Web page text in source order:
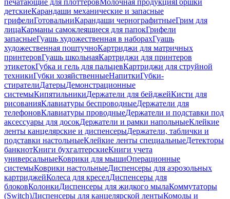
печатающие для плоттеровМолочная продукцияГоршки
детскиеКарандаши механические и запасные
грифелиГотовальниКарандаши чернографитныеГрим для
лицаКарманы самоклеящиеся для папокГрифели
запасныеГуашь художественная в наборахГуашь
художественная поштучноКартриджи для матричных
принтеровГуашь школьнаяКартриджи для принтеров
этикетокГубка и гель для пальцевКартриджи для струйной
техникиГубки хозяйственныеНапиткиГубки-
стирателиДатерыДемонстрационные
системыКипятильникиДержатели для бейджейКисти для
рисованияКлавиатуры беспроводныеДержатели для
телефоновКлавиатуры проводныеДержатели и подставки под
аксессуары для досокДержатели и рамки напольныеКлейкие
ленты канцелярские и диспенсерыДержатели, таблички и
подставки настольныеКлейкие ленты специальныеДетекторы
банкнотКниги бухгалтерскиеКниги учета
универсальныеКоврики для мышиОперационные
системыКоврики настольныеДиспенсеры для аэрозольных
картриджейКолеса для креселДиспенсеры для
блоковКолонкиДиспенсеры для жидкого мылаКоммутаторы
(Switch)Диспенсеры для канцелярской лентыКомоды и